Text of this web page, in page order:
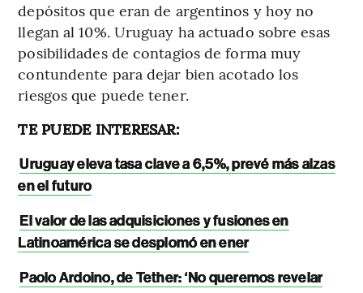
depósitos que eran de argentinos y hoy no
llegan al 10%. Uruguay ha actuado sobre esas
posibilidades de contagios de forma muy
contundente para dejar bien acotado los
riesgos que puede tener.
TE PUEDE INTERESAR:
Uruguay eleva tasa clave a 6,5%, prevé más alzas
en el futuro
El valor de las adquisiciones y fusiones en
Latinoamérica se desplomó en ener
Paolo Ardoino, de Tether: ‘No queremos revelar